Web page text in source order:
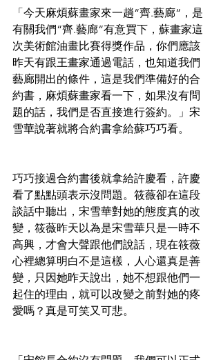
「今天麻煩蘇畫家來一趟“齊.藝廊“，是
有關我們“齊.藝廊“有意買下，蘇畫家這
次美術館油畫比賽得獎作品，你們應該
昨天有跟王畫家通過電話，也知道我們
藝廊開出的條件，這是我們準備好的合
約書，麻煩蘇畫家看一下，如果沒有問
題的話，我們是否直接進行簽約。」宋
雪華說著就將合約書拿給蘇巧巧看。
巧巧接過合約書後就拿給許慶看，許慶
看了點點頭表示沒問題。筱薇卻在這段
談話中聽出，宋雪華對她的態度真的改
變，筱薇昨天以為是宋雪華只是一時不
高興，才會大聲跟他們說話，現在筱薇
心裡總算明白不是這樣，人心還真是善
變，只因她昨天說出，她不想跟他們一
起住的理由，就可以改變之前對她的疼
愛嗎？真是可笑又可悲。